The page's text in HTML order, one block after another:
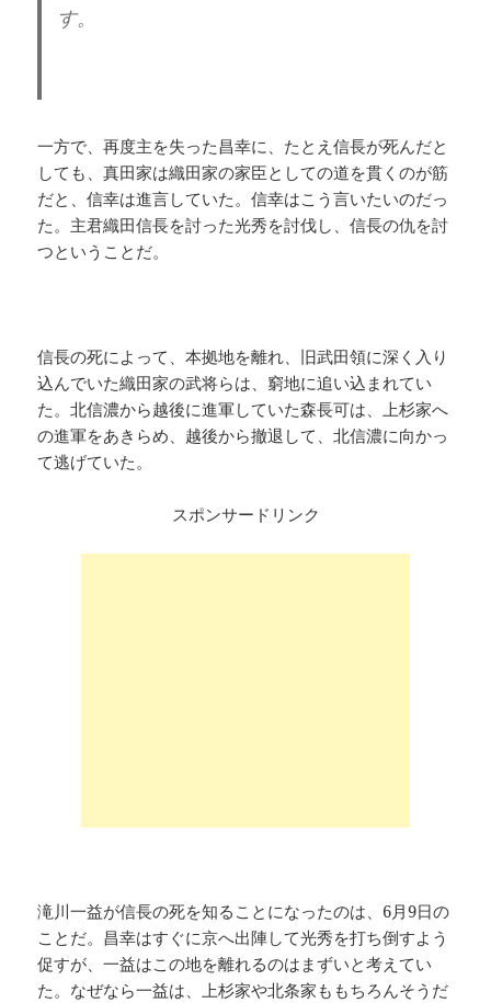
す。
一方で、再度主を失った昌幸に、たとえ信長が死んだと
しても、真田家は織田家の家臣としての道を貫くのが筋
だと、信幸は進言していた。信幸はこう言いたいのだっ
た。主君織田信長を討った光秀を討伐し、信長の仇を討
つということだ。
信長の死によって、本拠地を離れ、旧武田領に深く入り
込んでいた織田家の武将らは、窮地に追い込まれてい
た。北信濃から越後に進軍していた森長可は、上杉家へ
の進軍をあきらめ、越後から撤退して、北信濃に向かっ
て逃げていた。
スポンサードリンク
滝川一益が信長の死を知ることになったのは、6月9日の
ことだ。昌幸はすぐに京へ出陣して光秀を打ち倒すよう
促すが、一益はこの地を離れるのはまずいと考えてい
た。なぜなら一益は、上杉家や北条家ももちろんそうだ